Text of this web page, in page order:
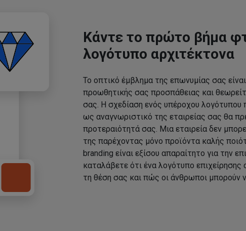
Κάντε το πρώτο βήμα
λογότυπο αρχιτέκτονα
Το οπτικό έμβλημα της επωνυμίας σας
προωθητικής σας προσπάθειας και
σας. Η σχεδίαση ενός υπέροχου λογότυπου
ως αναγνωριστικό της εταιρείας σας θα
προτεραιότητά σας. Μια εταιρεία δεν
της παρέχοντας μόνο προϊόντα καλής
branding είναι εξίσου απαραίτητο για την
καταλάβετε ότι ένα λογότυπο επιχείρησης
τη θέση σας και πώς οι άνθρωποι μπορούν